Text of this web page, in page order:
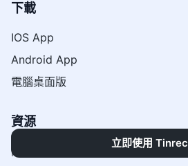
下載
IOS App
Android App
電腦桌面版
資源
關於我們
立即使用 Tinrec